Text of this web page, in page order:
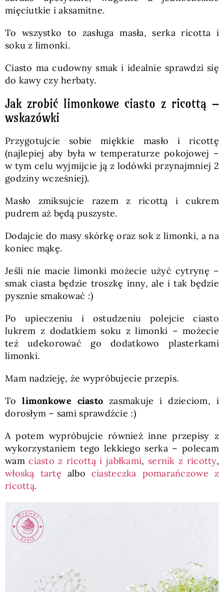
mięciutkie i aksamitne.
To wszystko to zasługa masła, serka ricotta i
soku z limonki.
Ciasto ma cudowny smak i idealnie sprawdzi się
do kawy czy herbaty.
Jak zrobić limonkowe ciasto z ricottą –
wskazówki
Przygotujcie sobie miękkie masło i ricottę
(najlepiej aby była w temperaturze pokojowej –
w tym celu wyjmijcie ją z lodówki przynajmniej 2
godziny wcześniej).
Masło zmiksujcie razem z ricottą i cukrem
pudrem aż będą puszyste.
Dodajcie do masy skórkę oraz sok z limonki, a na
koniec mąkę.
Jeśli nie macie limonki możecie użyć cytrynę –
smak ciasta będzie troszkę inny, ale i tak będzie
pysznie smakować :)
Po upieczeniu i ostudzeniu polejcie ciasto
lukrem z dodatkiem soku z limonki – możecie
też udekorować go dodatkowo plasterkami
limonki.
Mam nadzieję, że wypróbujecie przepis.
Tolimonkowe ciasto zasmakuje i dzieciom, i
dorosłym – sami sprawdźcie :)
A potem wypróbujcie również inne przepisy z
wykorzystaniem tego lekkiego serka – polecam
wamciasto z ricottą i jabłkami, sernik z ricotty,
włoską tartę albo ciasteczka pomarańczowe z
ricottą.